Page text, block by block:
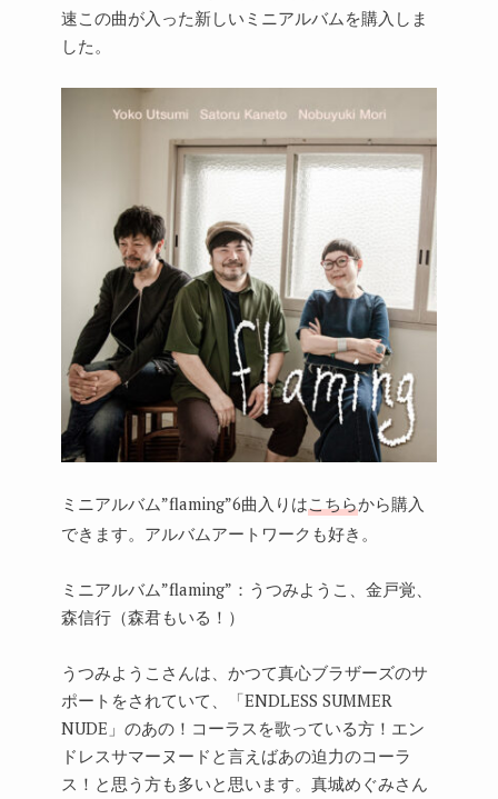
速この曲が入った新しいミニアルバムを購入しま
した。
ミニアルバム”flaming”6曲入りはこちらから購入
できます。アルバムアートワークも好き。
ミニアルバム”flaming”：うつみようこ、金戸覚、
森信行（森君もいる！）
うつみようこさんは、かつて真心ブラザーズのサ
ポートをされていて、「ENDLESS SUMMER
NUDE」のあの！コーラスを歌っている方！エン
ドレスサマーヌードと言えばあの迫力のコーラ
ス！と思う方も多いと思います。真城めぐみさん